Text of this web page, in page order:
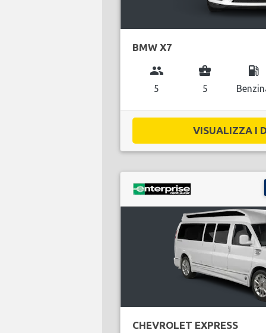
BMW X7
group
5
business_center
5
local_gas_station
VISUALIZZA I
CHEVROLET EXPRESS